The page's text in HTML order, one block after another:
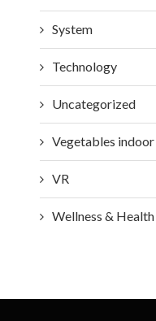
System
Technology
Uncategorized
Vegetables indoor
VR
Wellness & Health